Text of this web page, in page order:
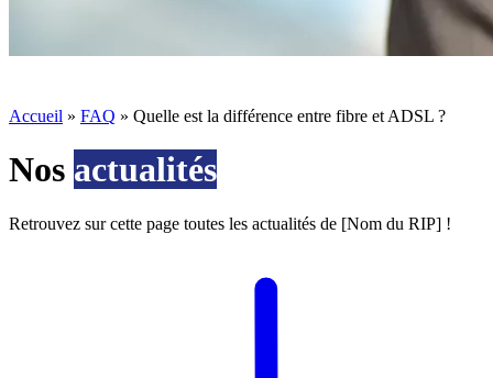
Accueil » FAQ » Quelle est la différence entre fibre et ADSL ?
Nos actualités
Retrouvez sur cette page toutes les actualités de [Nom du RIP] !